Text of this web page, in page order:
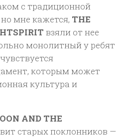
с традиционной
мне кажется, THE
взяли от нее
монолитный у ребят
которым может
культура и
AND THE
старых поклонников —